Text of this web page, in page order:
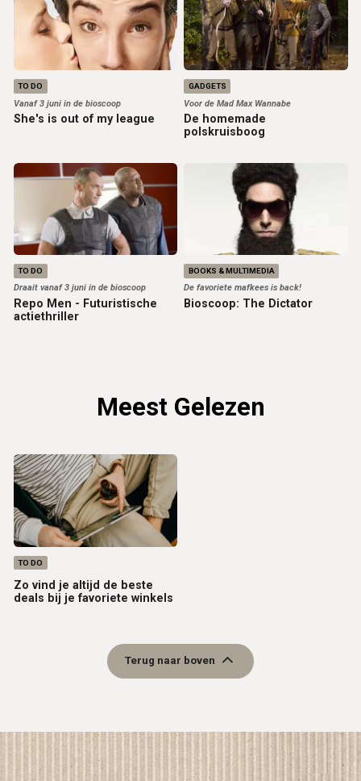
TO DO
Vanaf 3 juni in de bioscoop
She's is out of my league
GADGETS
Voor de Mad Max Wannabe
De homemade
polskruisboog
TO DO
Draait vanaf 3 juni in de bioscoop
Repo Men - Futuristische
actiethriller
BOOKS & MULTIMEDIA
De favoriete mafkees is back!
Bioscoop: The Dictator
Meest Gelezen
TO DO
Zo vind je altijd de beste
deals bij je favoriete winkels
Terug naar boven